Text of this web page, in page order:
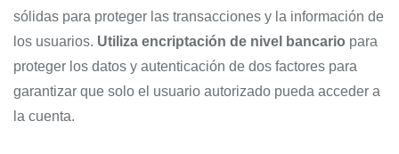
sólidas para proteger las transacciones y la información de
los usuarios. Utiliza encriptación de nivel bancario para
proteger los datos y autenticación de dos factores para
garantizar que solo el usuario autorizado pueda acceder a
la cuenta.